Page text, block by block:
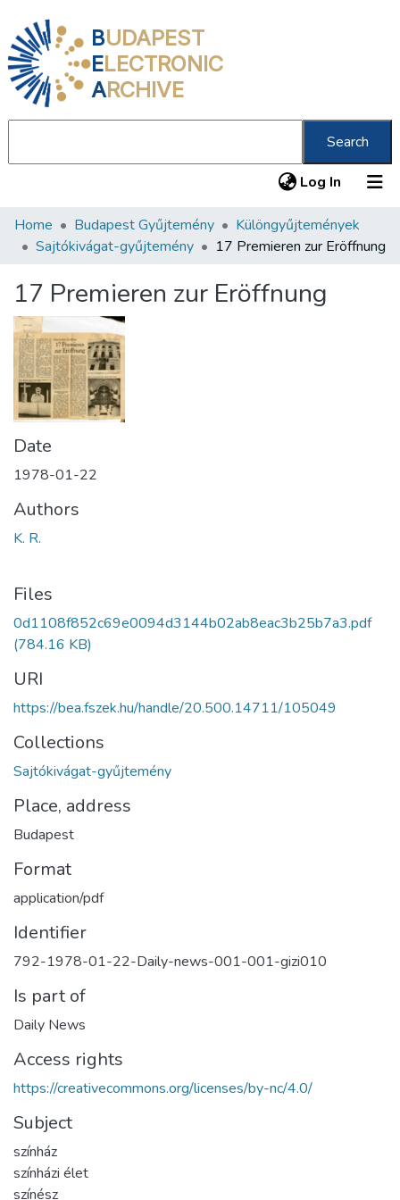
BUDAPEST
ELECTRONIC
ARCHIVE
Search
Log In (current)
Communities & Collections
Statistics
About us
Home Budapest Gyűjtemény
Különgyűjtemények
Sajtókivágat-gyűjtemény
17 Premieren zur Eröffnung
17 Premieren zur Eröffnung
Date
1978-01-22
Authors
K. R.
Files
0d1108f852c69e0094d3144b02ab8eac3b25b7a3.pdf
(784.16 KB)
URI
https://bea.fszek.hu/handle/20.500.14711/105049
Collections
Sajtókivágat-gyűjtemény
Place, address
Budapest
Format
application/pdf
Identifier
792-1978-01-22-Daily-news-001-001-gizi010
Is part of
Daily News
Access rights
https://creativecommons.org/licenses/by-nc/4.0/
Subject
színház
színházi élet
színész